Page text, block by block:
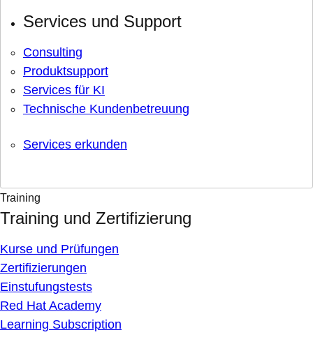
Services und Support
Consulting
Produktsupport
Services für KI
Technische Kundenbetreuung
Services erkunden
Training
Training und Zertifizierung
Kurse und Prüfungen
Zertifizierungen
Einstufungstests
Red Hat Academy
Learning Subscription